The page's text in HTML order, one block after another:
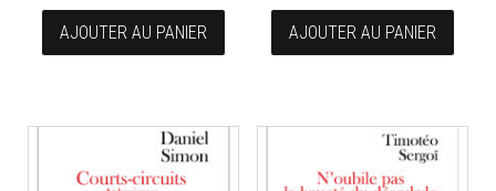
AJOUTER AU PANIER AJOUTER AU PANIER